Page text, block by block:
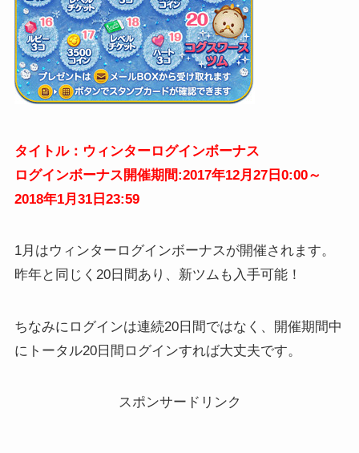
タイトル：ウィンターログインボーナス
ログインボーナス開催期間:2017年12月27日0:00～
2018年1月31日23:59
1月はウィンターログインボーナスが開催されます。
昨年と同じく20日間あり、新ツムも入手可能！
ちなみにログインは連続20日間ではなく、開催期間中
にトータル20日間ログインすれば大丈夫です。
スポンサードリンク